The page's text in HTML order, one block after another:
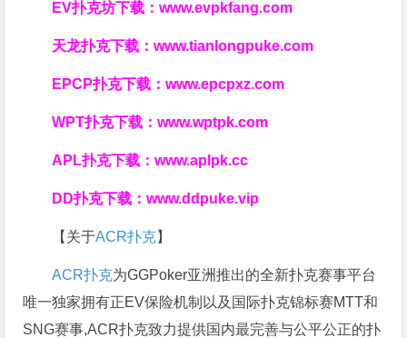
EV扑克坊下载：www.evpkfang.com
天龙扑克下载：www.tianlongpuke.com
EPCP扑克下载：www.epcpxz.com
WPT扑克下载：www.wptpk.com
APL扑克下载：www.aplpk.cc
DD扑克下载：www.ddpuke.vip
【关于ACR扑克】
ACR扑克为GGPoker亚洲推出的全新扑克赛事平台
唯一独家拥有正EV保险机制以及国际扑克锦标赛MTT和
SNG赛事,ACR扑克致力提供国内最完善与公平公正的扑